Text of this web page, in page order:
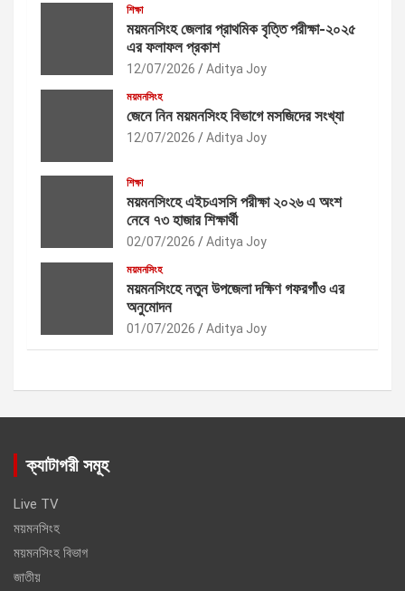
শিক্ষা
ময়মনসিংহ জেলার প্রাথমিক বৃত্তি পরীক্ষা-২০২৫
এর ফলাফল প্রকাশ
12/07/2026 Aditya Joy
ময়মনসিংহ
জেনে নিন ময়মনসিংহ বিভাগে মসজিদের সংখ্যা
12/07/2026 Aditya Joy
শিক্ষা
ময়মনসিংহে এইচএসসি পরীক্ষা ২০২৬ এ অংশ
নেবে ৭৩ হাজার শিক্ষার্থী
02/07/2026 Aditya Joy
ময়মনসিংহ
ময়মনসিংহে নতুন উপজেলা দক্ষিণ গফরগাঁও এর
অনুমোদন
01/07/2026 Aditya Joy
ক্যাটাগরী সমূহ
Live TV
ময়মনসিংহ
ময়মনসিংহ বিভাগ
জাতীয়